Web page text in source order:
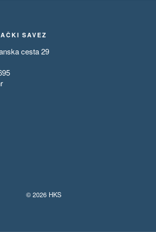
SAVEZ
cesta 29
© 2026 HKS